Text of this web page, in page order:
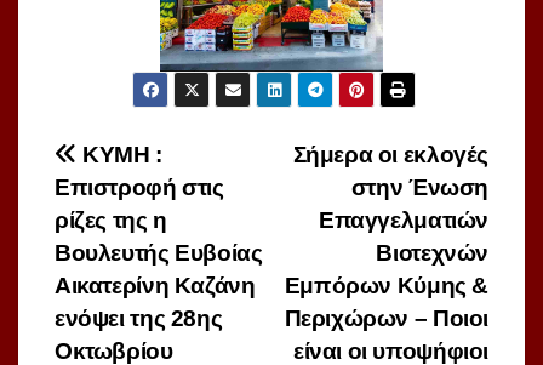
Πλοήγηση
άρθρων
Σήμερα οι εκλογές
στην Ένωση
Επαγγελματιών
Βιοτεχνών
Εμπόρων Κύμης &
Περιχώρων – Ποιοι
είναι οι υποψήφιοι
ΚΥΜΗ :
Επιστροφή στις
ρίζες της η
Βουλευτής Ευβοίας
Αικατερίνη Καζάνη
ενόψει της 28ης
Οκτωβρίου